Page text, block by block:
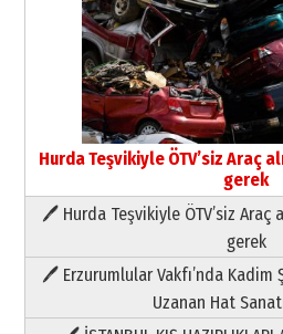
Hurda Teşvikiyle ÖTV’siz Araç
gerek
🖊 Hurda Teşvikiyle ÖTV’siz
gerek
🖊 Erzurumlular Vakfı’nda
Uzanan Hat
Paranın Aile Kültüründeki Yeri
03 Ağustos 2026 Pazartesi